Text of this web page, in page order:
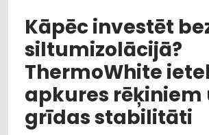
Kāpēc investēt
siltumizolācijā?
ThermoWhite
apkures rēķiniem
grīdas stabilitāti